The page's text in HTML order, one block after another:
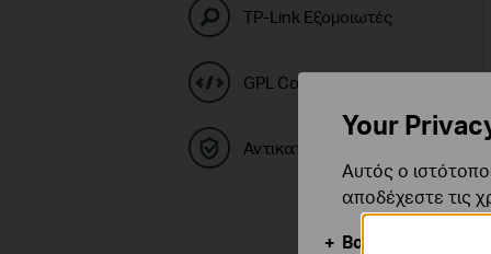
TP-Link Εξομοιωτές
GPL Code Center
Αντικατάσταση & Εγγύηση
Your
Αυτός ο
αποδέχεστε τις
Βασικά Cookies